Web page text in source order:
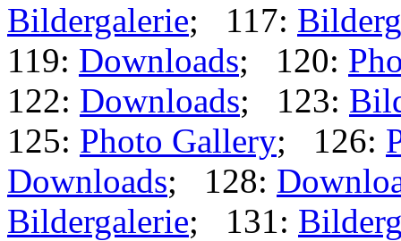
Bildergalerie; 117:
119: Downloads; 120:
122: Downloads; 123:
125: Photo Gallery; 126:
Downloads; 128:
Bildergalerie; 131: